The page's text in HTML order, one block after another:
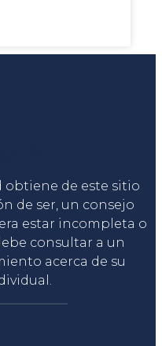
obtiene de este sitio
de ser, un consejo
estar incompleta o
consultar a un
acerca de su